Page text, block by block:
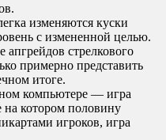
изменяются куски
с измененной целью.
стрелкового
примерно представить
итоге.
компьютере — игра
на котором половину
игроков, игра